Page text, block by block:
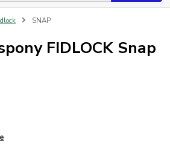
SNAP
FIDLOCK Snap